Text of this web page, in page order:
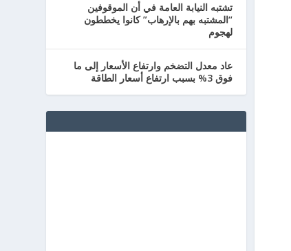
تشتبه النيابة العامة في أن الموقوفين
“المشتبه بهم بالإرهاب” كانوا يخططون
لهجوم
عاد معدل التضخم وارتفاع الأسعار إلى ما
فوق 3% بسبب ارتفاع أسعار الطاقة